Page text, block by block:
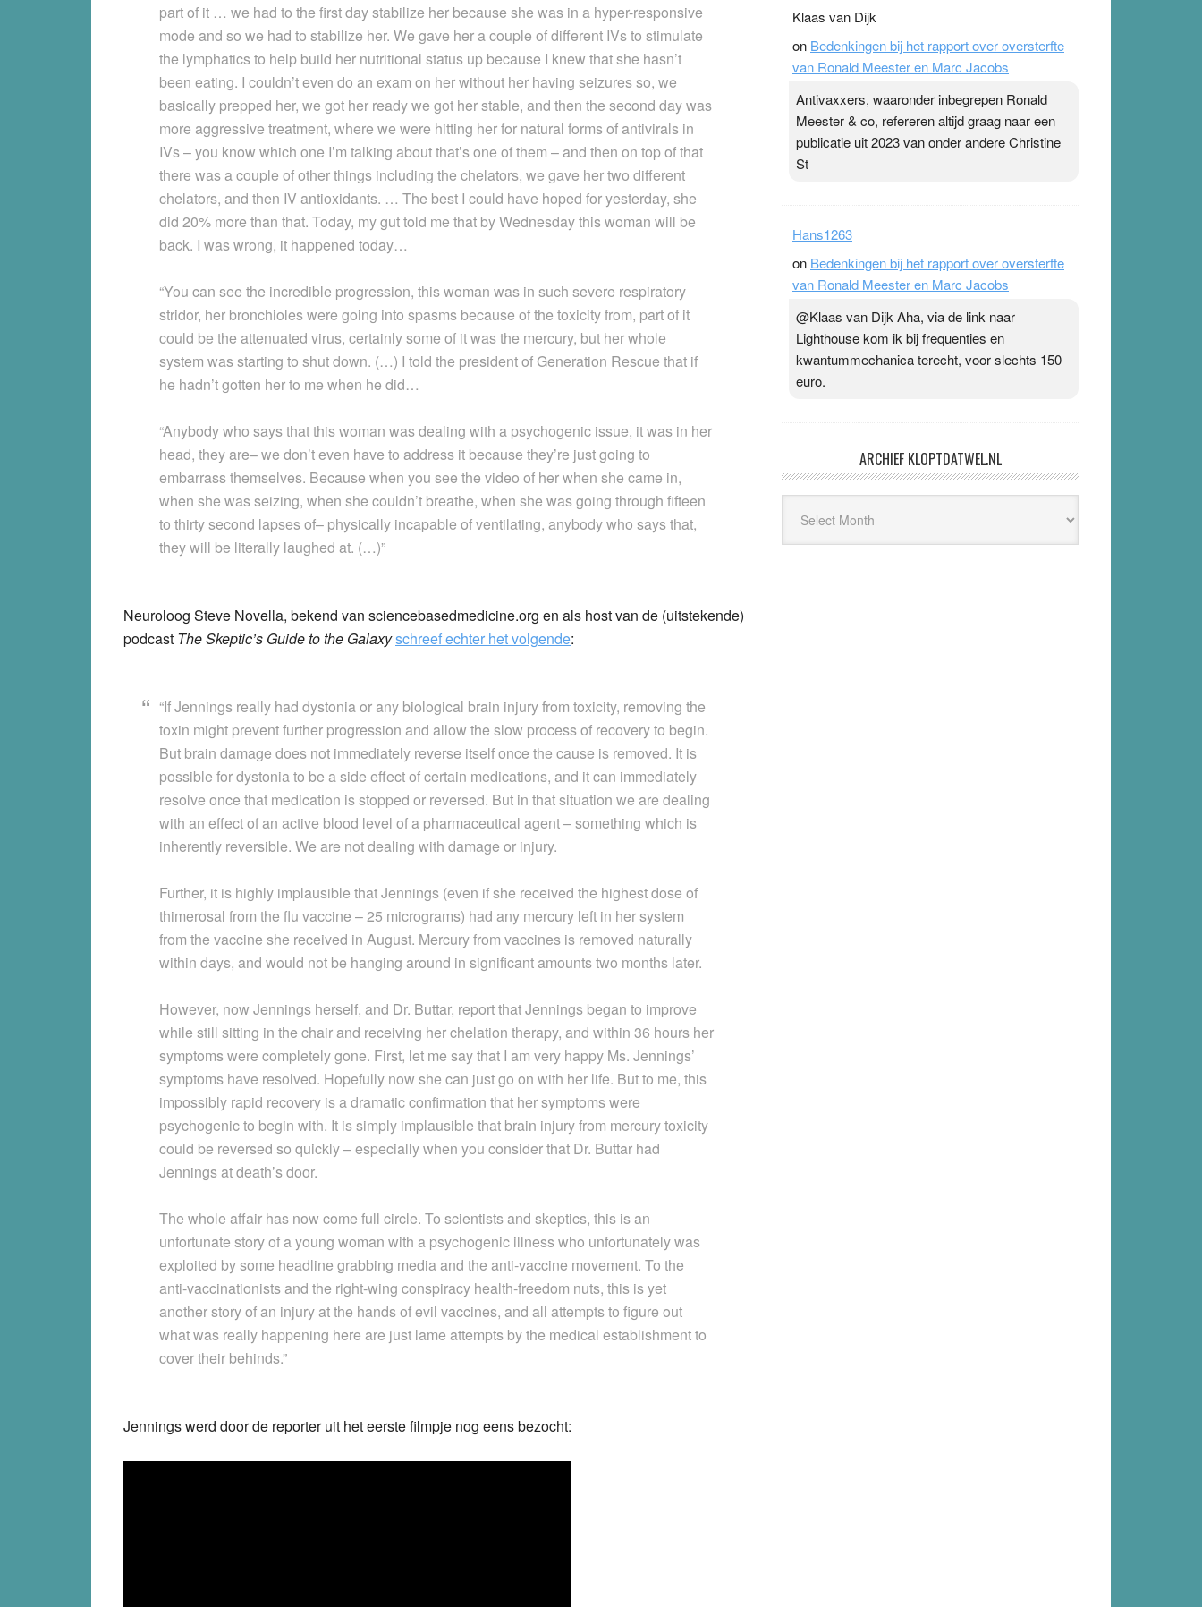
part of it … we had to the first day stabilize her because she was in a hyper-responsive
mode and so we had to stabilize her. We gave her a couple of different IVs to stimulate
the lymphatics to help build her nutritional status up because I knew that she hasn’t
been eating. I couldn’t even do an exam on her without her having seizures so, we
basically prepped her, we got her ready we got her stable, and then the second day was
more aggressive treatment, where we were hitting her for natural forms of antivirals in
IVs – you know which one I’m talking about that’s one of them – and then on top of that
there was a couple of other things including the chelators, we gave her two different
chelators, and then IV antioxidants. … The best I could have hoped for yesterday, she
did 20% more than that. Today, my gut told me that by Wednesday this woman will be
back. I was wrong, it happened today…
“You can see the incredible progression, this woman was in such severe respiratory
stridor, her bronchioles were going into spasms because of the toxicity from, part of it
could be the attenuated virus, certainly some of it was the mercury, but her whole
system was starting to shut down. (…) I told the president of Generation Rescue that if
he hadn’t gotten her to me when he did…
“Anybody who says that this woman was dealing with a psychogenic issue, it was in her
head, they are– we don’t even have to address it because they’re just going to
embarrass themselves. Because when you see the video of her when she came in,
when she was seizing, when she couldn’t breathe, when she was going through fifteen
to thirty second lapses of– physically incapable of ventilating, anybody who says that,
they will be literally laughed at. (…)”
Neuroloog Steve Novella, bekend van sciencebasedmedicine.org en als host van de (uitstekende)
podcast The Skeptic’s Guide to the Galaxyschreef echter het volgende:
“If Jennings really had dystonia or any biological brain injury from toxicity, removing the
toxin might prevent further progression and allow the slow process of recovery to begin.
But brain damage does not immediately reverse itself once the cause is removed. It is
possible for dystonia to be a side effect of certain medications, and it can immediately
resolve once that medication is stopped or reversed. But in that situation we are dealing
with an effect of an active blood level of a pharmaceutical agent – something which is
inherently reversible. We are not dealing with damage or injury.
Further, it is highly implausible that Jennings (even if she received the highest dose of
thimerosal from the flu vaccine – 25 micrograms) had any mercury left in her system
from the vaccine she received in August. Mercury from vaccines is removed naturally
within days, and would not be hanging around in significant amounts two months later.
However, now Jennings herself, and Dr. Buttar, report that Jennings began to improve
while still sitting in the chair and receiving her chelation therapy, and within 36 hours her
symptoms were completely gone. First, let me say that I am very happy Ms. Jennings’
symptoms have resolved. Hopefully now she can just go on with her life. But to me, this
impossibly rapid recovery is a dramatic confirmation that her symptoms were
psychogenic to begin with. It is simply implausible that brain injury from mercury toxicity
could be reversed so quickly – especially when you consider that Dr. Buttar had
Jennings at death’s door.
The whole affair has now come full circle. To scientists and skeptics, this is an
unfortunate story of a young woman with a psychogenic illness who unfortunately was
exploited by some headline grabbing media and the anti-vaccine movement. To the
anti-vaccinationists and the right-wing conspiracy health-freedom nuts, this is yet
another story of an injury at the hands of evil vaccines, and all attempts to figure out
what was really happening here are just lame attempts by the medical establishment to
cover their behinds.”
Jennings werd door de reporter uit het eerste filmpje nog eens bezocht:
Klaas van Dijk
on Bedenkingen bij het rapport over oversterfte
van Ronald Meester en Marc Jacobs
Antivaxxers, waaronder inbegrepen Ronald
Meester & co, refereren altijd graag naar een
publicatie uit 2023 van onder andere Christine
St
Hans1263
on Bedenkingen bij het rapport over oversterfte
van Ronald Meester en Marc Jacobs
@Klaas van Dijk Aha, via de link naar
Lighthouse kom ik bij frequenties en
kwantummechanica terecht, voor slechts 150
euro.
ARCHIEF KLOPTDATWEL.NL
Kloptdatwel.nl